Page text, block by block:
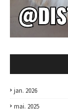
jan. 2026
mai. 2025